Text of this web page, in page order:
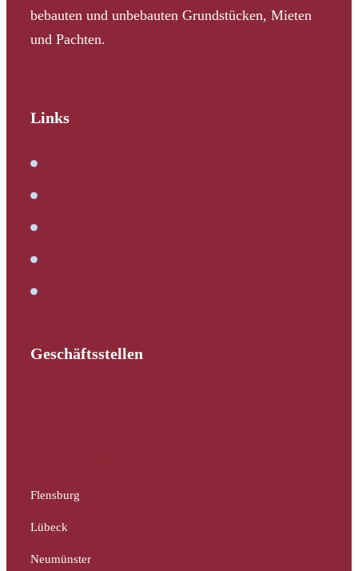
bebauten und unbebauten Grundstücken, Mieten
und Pachten.
Links
Geschäftsstellen
Flensburg
Lübeck
Neumünster